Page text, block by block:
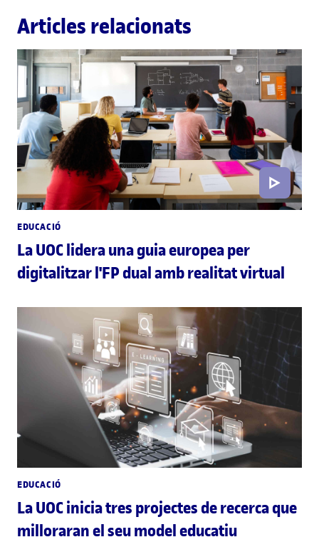
Articles relacionats
EDUCACIÓ
La UOC lidera una guia europea per
digitalitzar l'FP dual amb realitat virtual
EDUCACIÓ
La UOC inicia tres projectes de recerca que
milloraran el seu model educatiu